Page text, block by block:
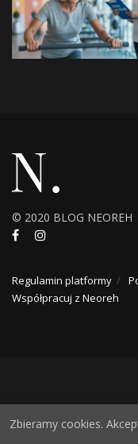
© 2020 BLOG NEOREH
Regulamin platformy
Współpracuj z Neoreh
Zbieramy cookies.